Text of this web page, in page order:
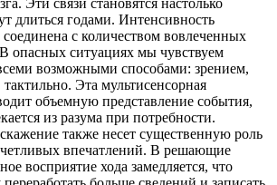
длиться годами. Интенсивность
с количеством вовлеченных
опасных ситуациях мы чувствуем
возможными способами: зрением,
Эта мультисенсорная
объемную представление события,
из разума при потребности.
также несет существенную роль
впечатлений. В решающие
восприятие хода замедляется, что